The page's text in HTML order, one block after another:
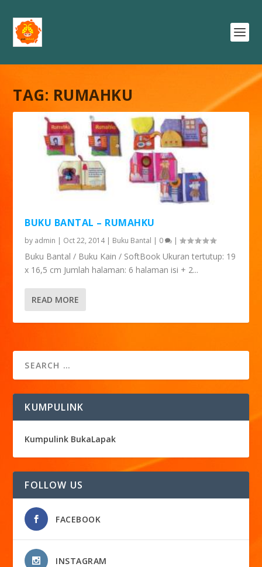
TAG: RUMAHKU
BUKU BANTAL – RUMAHKU
by admin | Oct 22, 2014| Buku Bantal | 0 |
Buku Bantal / Buku Kain / SoftBook Ukuran tertutup: 19
x 16,5 cm Jumlah halaman: 6 halaman isi + 2...
READ MORE
KUMPULINK
Kumpulink BukaLapak
FOLLOW US
FACEBOOK
INSTAGRAM